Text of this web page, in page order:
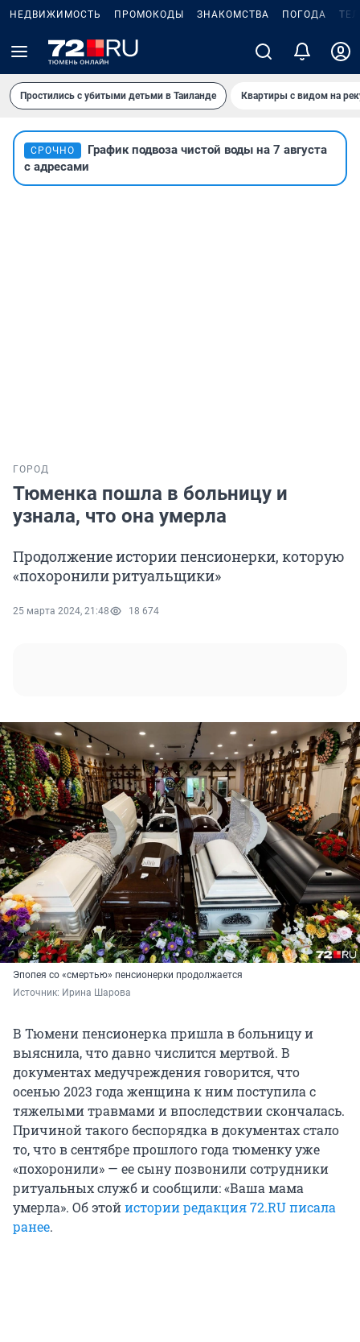
НЕДВИЖИМОСТЬ ПРОМОКОДЫ ЗНАКОМСТВА ПОГОДА
Простились с убитыми детьми в Таиланде Квартиры с видом на
СРОЧНО
График подвоза чистой воды на 7 августа
с адресами
ГОРОД
Тюменка пошла в больницу и
узнала, что она умерла
Продолжение истории пенсионерки, которую
«похоронили ритуальщики»
25 марта 2024, 21:48 18 674
Эпопея со «смертью» пенсионерки продолжается
Источник: Ирина Шарова
В Тюмени пенсионерка пришла в больницу и
выяснила, что давно числится мертвой. В
документах медучреждения говорится, что
осенью 2023 года женщина к ним поступила с
тяжелыми травмами и впоследствии скончалась.
Причиной такого беспорядка в документах стало
то, что в сентябре прошлого года тюменку уже
«похоронили» — ее сыну позвонили сотрудники
ритуальных служб и сообщили: «Ваша мама
умерла». Об этойистории редакция 72.RU писала
ранее.